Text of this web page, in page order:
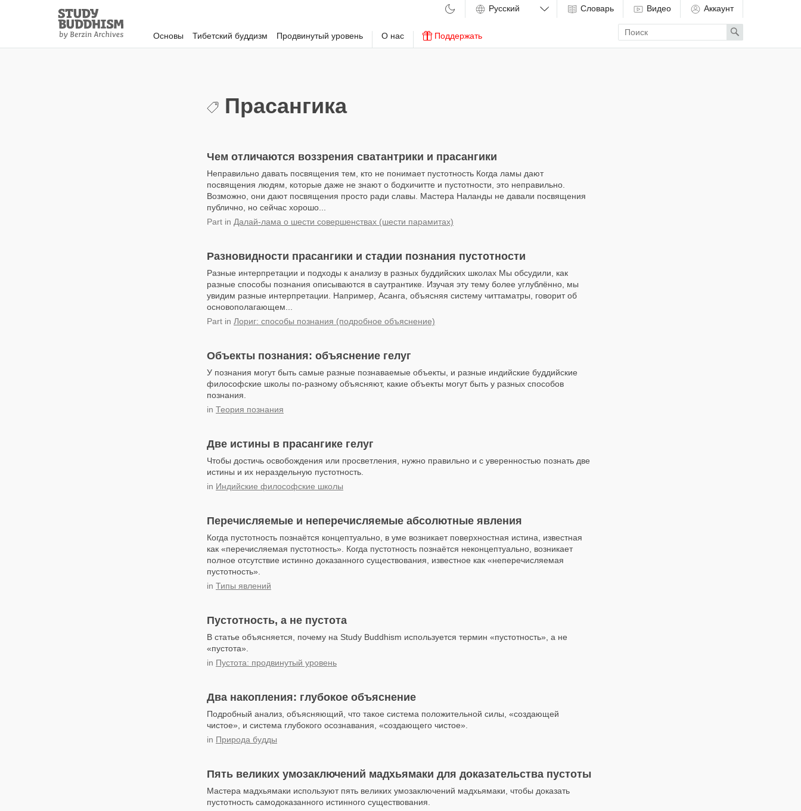
Study
Buddhism
Home
Основы Тибетский буддизм Продвинутый уровень О нас Поддержать
Словарь Видео Аккаунт
Enter
search
term
Search
Прасангика
Чем отличаются воззрения сватантрики и прасангики
Неправильно давать посвящения тем, кто не понимает пустотность Когда ламы дают
посвящения людям, которые даже не знают о бодхичитте и пустотности, это неправильно.
Возможно, они дают посвящения просто ради славы. Мастера Наланды не давали посвящения
публично, но сейчас хорошо...
Part in Далай-лама о шести совершенствах (шести парамитах)
Разновидности прасангики и стадии познания пустотности
Разные интерпретации и подходы к анализу в разных буддийских школах Мы обсудили, как
разные способы познания описываются в саутрантике. Изучая эту тему более углублённо, мы
увидим разные интерпретации. Например, Асанга, объясняя систему читтаматры, говорит об
основополагающем...
Part in Лориг: способы познания (подробное объяснение)
Объекты познания: объяснение гелуг
У познания могут быть самые разные познаваемые объекты, и разные индийские буддийские
философские школы по-разному объясняют, какие объекты могут быть у разных способов
познания.
in Теория познания
Две истины в прасангике гелуг
Чтобы достичь освобождения или просветления, нужно правильно и с уверенностью познать две
истины и их нераздельную пустотность.
in Индийские философские школы
Перечисляемые и неперечисляемые абсолютные явления
Когда пустотность познаётся концептуально, в уме возникает поверхностная истина, известная
как «перечисляемая пустотность». Когда пустотность познаётся неконцептуально, возникает
полное отсутствие истинно доказанного существования, известное как «неперечисляемая
пустотность».
in Типы явлений
Пустотность, а не пустота
В статье объясняется, почему на Study Buddhism используется термин «пустотность», а не
«пустота».
in Пустота: продвинутый уровень
Два накопления: глубокое объяснение
Подробный анализ, объясняющий, что такое система положительной силы, «создающей
чистое», и система глубокого осознавания, «создающего чистое».
in Природа будды
Пять великих умозаключений мадхьямаки для доказательства пустоты
Мастера мадхьямаки используют пять великих умозаключений мадхьямаки, чтобы доказать
пустотность самодоказанного истинного существования.